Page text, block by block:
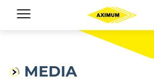
Navigation
principale
MEDIA